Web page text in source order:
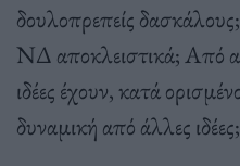
δουλοπρεπείς
ΝΔ αποκλειστικά; Από
ιδέες έχουν, κατά
δυναμική από άλλες ιδέες;